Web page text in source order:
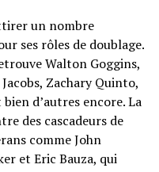
un nombre
ses rôles de doublage.
Walton Goggins,
Zachary Quinto,
d’autres encore. La
des cascadeurs de
comme John
et Eric Bauza, qui